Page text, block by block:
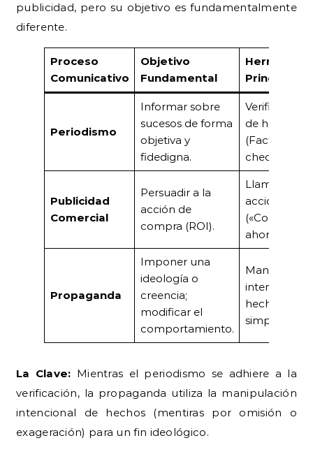
publicidad, pero su objetivo es fundamentalmente
diferente.
Proceso
Comunicativo
Objetivo
Fundamental
Principal
Periodismo
Informar sobre
sucesos de forma
objetiva y
fidedigna.
Verificación
de hechos
(Fact-
checking).
Publicidad
Comercial
Persuadir a la
acción de
compra (ROI).
Llamadas a
acción
(«Compra
ahora»).
Propaganda
Imponer una
ideología o
creencia;
modificar el
comportamiento.
intencional
hechos y
La Clave: Mientras el periodismo se adhiere a la
verificación, la propaganda utiliza la manipulación
intencional de hechos (mentiras por omisión o
exageración) para un fin ideológico.